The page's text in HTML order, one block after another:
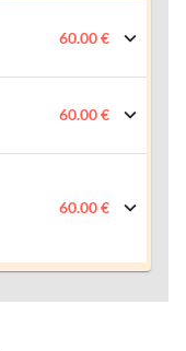
60.00 €
60.00 €
60.00 €